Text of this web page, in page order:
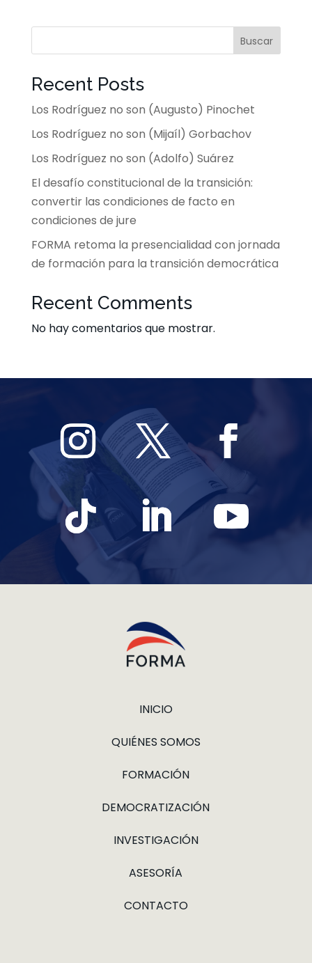
Buscar
Recent Posts
Los Rodríguez no son (Augusto) Pinochet
Los Rodríguez no son (Mijaíl) Gorbachov
Los Rodríguez no son (Adolfo) Suárez
El desafío constitucional de la transición:
convertir las condiciones de facto en
condiciones de jure
FORMA retoma la presencialidad con jornada
de formación para la transición democrática
Recent Comments
No hay comentarios que mostrar.
INICIO
QUIÉNES SOMOS
FORMACIÓN
DEMOCRATIZACIÓN
INVESTIGACIÓN
ASESORÍA
CONTACTO